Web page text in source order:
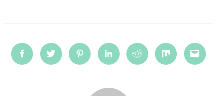
FacebookTwitterPinterestLinkedinRedditMix